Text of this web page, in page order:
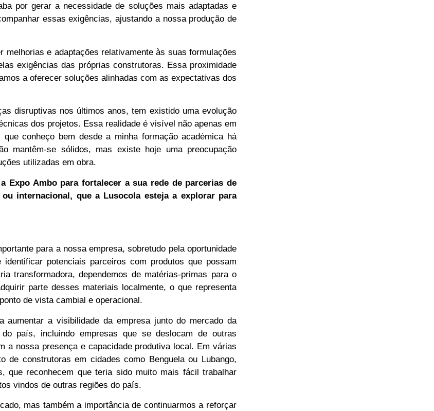
por gerar a necessidade de soluções mais adaptadas e
essas exigências, ajustando a nossa produção de
e adaptações relativamente às suas formulações
exigências das próprias construtoras. Essa proximidade
a oferecer soluções alinhadas com as expectativas dos
disruptivas nos últimos anos, tem existido uma evolução
dos projetos. Essa realidade é visível não apenas em
conheço bem desde a minha formação académica há
mantêm-se sólidos, mas existe hoje uma preocupação
utilizadas em obra.
Expo Ambo para fortalecer a sua rede de parcerias de
internacional, que a Lusocola esteja a explorar para
para a nossa empresa, sobretudo pela oportunidade
potenciais parceiros com produtos que possam
transformadora, dependemos de matérias-primas para o
parte desses materiais localmente, o que representa
de vista cambial e operacional.
aumentar a visibilidade da empresa junto do mercado da
país, incluindo empresas que se deslocam de outras
a nossa presença e capacidade produtiva local. Em várias
de construtoras em cidades como Benguela ou Lubango,
que reconhecem que teria sido muito mais fácil trabalhar
vindos de outras regiões do país.
mas também a importância de continuarmos a reforçar